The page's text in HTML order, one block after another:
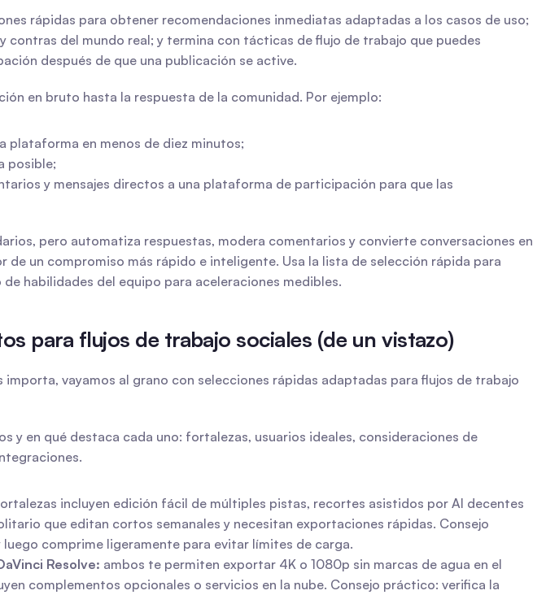
rápidas para obtener recomendaciones inmediatas adaptadas a los casos de uso;
del mundo real; y termina con tácticas de flujo de trabajo que puedes
después de que una publicación se active.
en bruto hasta la respuesta de la comunidad. Por ejemplo:
plataforma en menos de diez minutos;
posible;
y mensajes directos a una plataforma de participación para que las
pero automatiza respuestas, modera comentarios y convierte conversaciones en
un compromiso más rápido e inteligente. Usa la lista de selección rápida para
habilidades del equipo para aceleraciones medibles.
para flujos de trabajo sociales (de un vistazo)
vayamos al grano con selecciones rápidas adaptadas para flujos de trabajo
en qué destaca cada uno: fortalezas, usuarios ideales, consideraciones de
incluyen edición fácil de múltiples pistas, recortes asistidos por AI decentes
que editan cortos semanales y necesitan exportaciones rápidas. Consejo
comprime ligeramente para evitar límites de carga.
Resolve: ambos te permiten exportar 4K o 1080p sin marcas de agua en el
complementos opcionales o servicios en la nube. Consejo práctico: verifica la